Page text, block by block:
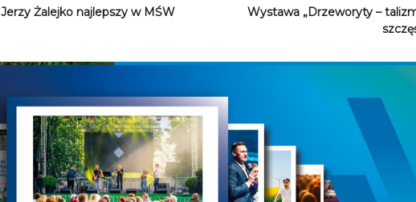
Jerzy Żalejko najlepszy w MŚW
Wystawa „Drzeworyty –